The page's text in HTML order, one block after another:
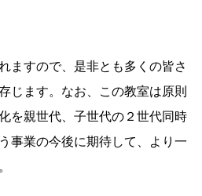
ますので、是非とも多くの皆さ
じます。なお、この教室は原則
を親世代、子世代の２世代同時
事業の今後に期待して、より一